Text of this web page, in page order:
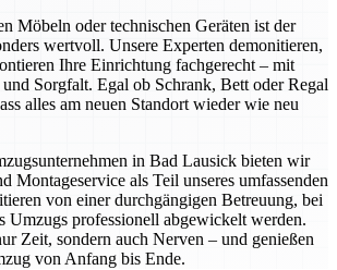
Möbeln oder technischen Geräten ist der
wertvoll. Unsere Experten demonitieren,
Ihre Einrichtung fachgerecht – mit
Sorgfalt. Egal ob Schrank, Bett oder Regal
alles am neuen Standort wieder wie neu
in Bad Lausick bieten wir
Montageservice als Teil unseres umfassenden
von einer durchgängigen Betreuung, bei
Umzugs professionell abgewickelt werden.
Zeit, sondern auch Nerven – und genießen
von Anfang bis Ende.